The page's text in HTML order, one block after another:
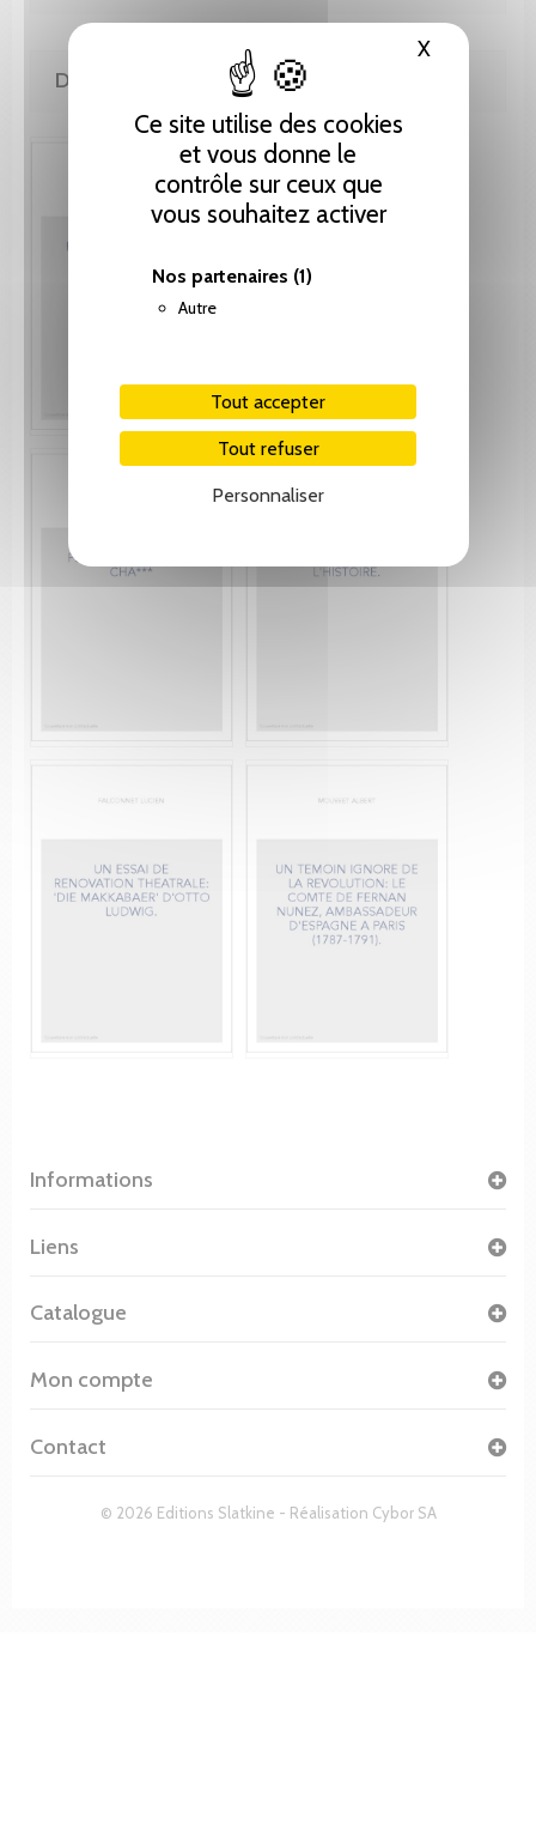
Ce site utilise des cookies
et vous donne le
contrôle sur ceux que
vous souhaitez activer
Nos partenaires (1)
Autre
Tout accepter
Tout refuser
Personnaliser
XMasquer
DE LA MÊME COLLECTION
Informations
© 2026 Editions Slatkine - Réalisation Cybor SA
Liens
Catalogue
Mon compte
Contact